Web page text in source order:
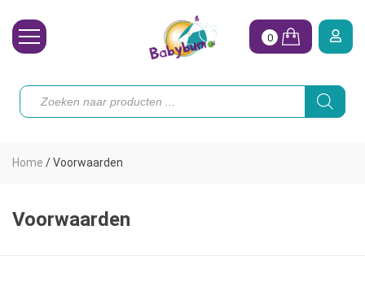
Toebehoren
Koopjes
0
Producten
zoeken
Home /Voorwaarden
Voorwaarden